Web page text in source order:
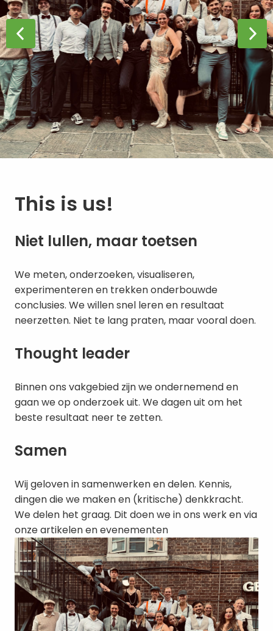
This is us!
Niet lullen, maar toetsen
We meten, onderzoeken, visualiseren,
experimenteren en trekken onderbouwde
conclusies. We willen snel leren en resultaat
neerzetten. Niet te lang praten, maar vooral doen.
Thought leader
Binnen ons vakgebied zijn we ondernemend en
gaan we op onderzoek uit. We dagen uit om het
beste resultaat neer te zetten.
Samen
Wij geloven in samenwerken en delen. Kennis,
dingen die we maken en (kritische) denkkracht.
We delen het graag. Dit doen we in ons werk en via
onze artikelen en evenementen